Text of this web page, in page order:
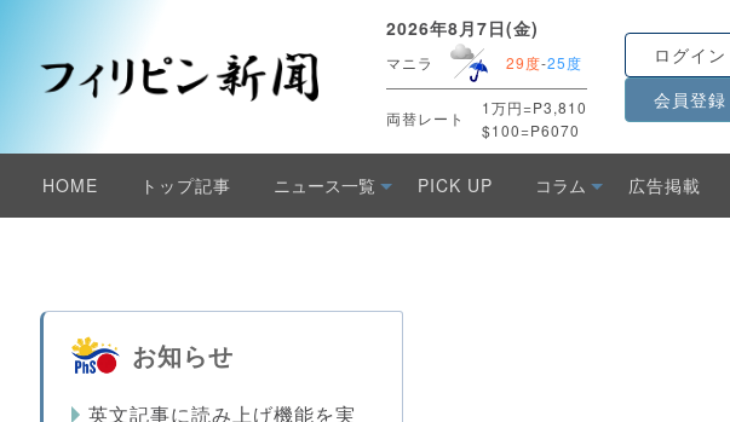
2026年8月7日(金)
マニラ 29度-25度
両替レート
1万円=P3,810
$100=P6070
ログイン
会員登録
HOME トップ記事 ニュース一覧 PICK UP コラム 広告掲載
お知らせ
英文記事に読み上げ機能を実